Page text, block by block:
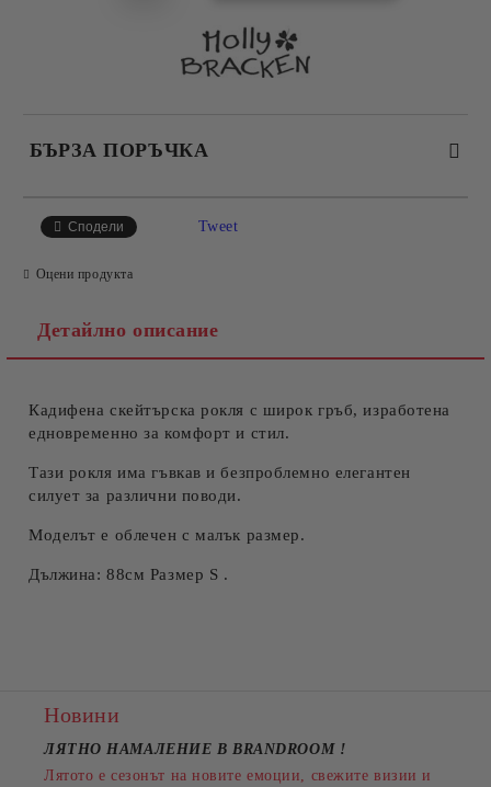
БЪРЗА ПОРЪЧКА
Съгласен съм сПолитиката за лични данни
Ние ще се свържем с вас в рамките на работния ден.
Сподели Tweet
Оцени продукта
Детайлно описание
Кадифена скейтърска рокля с широк гръб, изработена
едновременно за комфорт и стил.
Тази рокля има гъвкав и безпроблемно елегантен
силует за различни поводи.
Моделът е облечен с малък размер.
Дължина: 88см Размер S .
Новини
ЛЯТНО НАМАЛЕНИЕ В BRANDROOM !
Лятото е сезонът на новите емоции, свежите визии и